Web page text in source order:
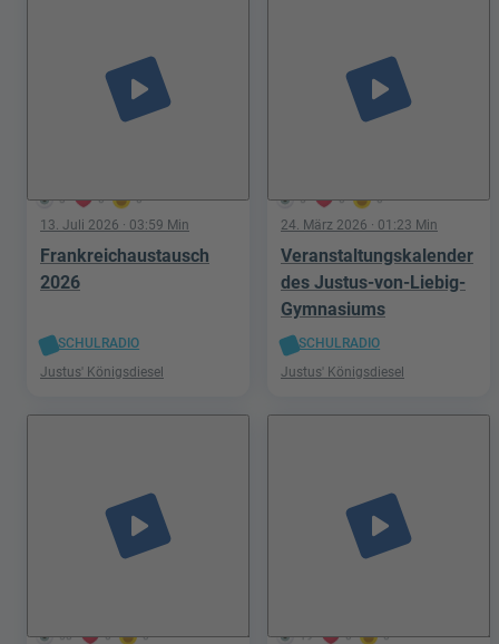
3 0 0
play_arrow
13. Juli 2026 · 03:59 Min
Frankreichaustausch
2026
SCHULRADIO
Justus' Königsdiesel
5 0 0
play_arrow
24. März 2026 · 01:23 Min
Veranstaltungskalender
des Justus-von-Liebig-
Gymnasiums
SCHULRADIO
Justus' Königsdiesel
58 0 0
play_arrow
19 0 0
play_arrow